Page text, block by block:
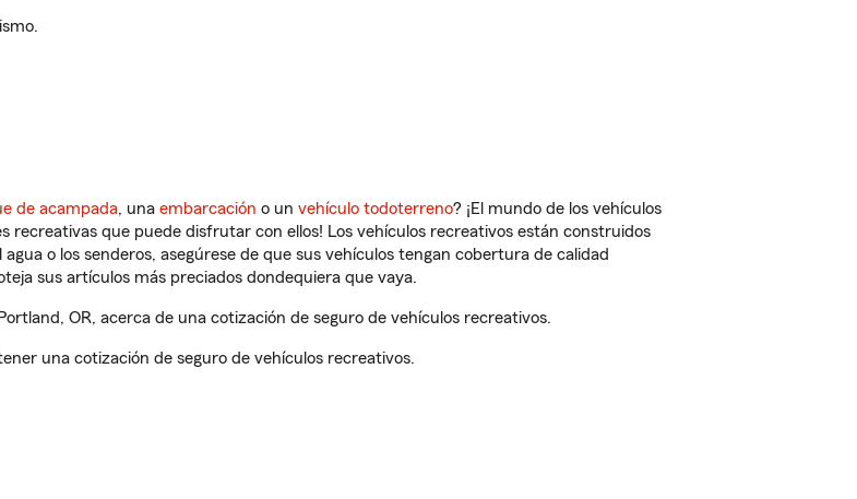
de acampada, una embarcación o un vehículo todoterreno? ¡El mundo de los vehículos
recreativas que puede disfrutar con ellos! Los vehículos recreativos están construidos
o los senderos, asegúrese de que sus vehículos tengan cobertura de calidad
sus artículos más preciados dondequiera que vaya.
OR, acerca de una cotización de seguro de vehículos recreativos.
una cotización de seguro de vehículos recreativos.